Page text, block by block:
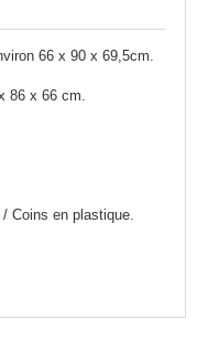
66 x 90 x 69,5cm.
86 x 66 cm.
Coins en plastique.